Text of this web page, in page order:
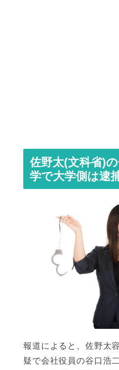
佐野太(文科省)
学で大学側は逮
報道によると、佐野太
疑で会社役員の谷口浩